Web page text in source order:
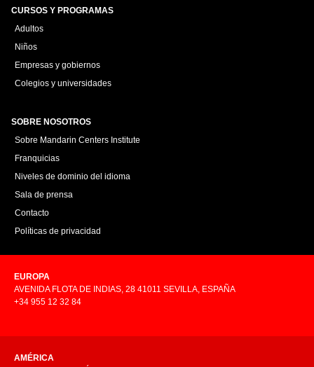
CURSOS Y PROGRAMAS
Adultos
Niños
Empresas y gobiernos
Colegios y universidades
SOBRE NOSOTROS
Sobre Mandarin Centers Institute
Franquicias
Niveles de dominio del idioma
Sala de prensa
Contacto
Políticas de privacidad
EUROPA
AVENIDA FLOTA DE INDIAS, 28 41011 SEVILLA, ESPAÑA
+34 955 12 32 84
AMÉRICA